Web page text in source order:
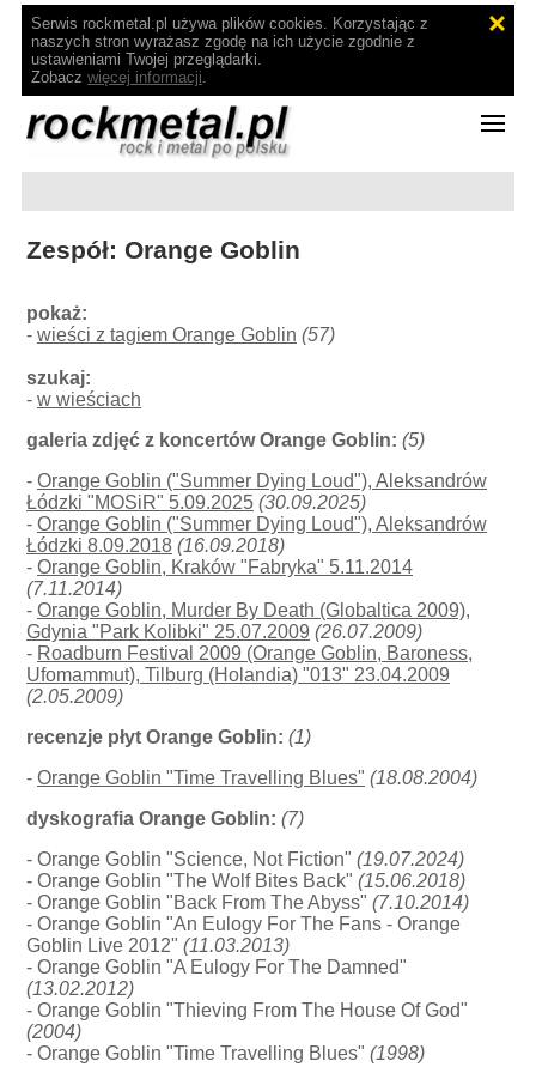
Serwis rockmetal.pl używa plików cookies. Korzystając z
naszych stron wyrażasz zgodę na ich użycie zgodnie z
ustawieniami Twojej przeglądarki.
Zobacz więcej informacji.
Zespół: Orange Goblin
pokaż:
-wieści z tagiem Orange Goblin (57)
szukaj:
-w wieściach
galeria zdjęć z koncertów Orange Goblin: (5)
-Orange Goblin ("Summer Dying Loud"), Aleksandrów
Łódzki "MOSiR" 5.09.2025 (30.09.2025)
-Orange Goblin ("Summer Dying Loud"), Aleksandrów
Łódzki 8.09.2018 (16.09.2018)
-Orange Goblin, Kraków "Fabryka" 5.11.2014
(7.11.2014)
-Orange Goblin, Murder By Death (Globaltica 2009),
Gdynia "Park Kolibki" 25.07.2009 (26.07.2009)
- Roadburn Festival 2009 (Orange Goblin, Baroness,
Ufomammut), Tilburg (Holandia) "013" 23.04.2009
(2.05.2009)
recenzje płyt Orange Goblin: (1)
-Orange Goblin "Time Travelling Blues" (18.08.2004)
dyskografia Orange Goblin: (7)
- Orange Goblin "Science, Not Fiction"(19.07.2024)
- Orange Goblin "The Wolf Bites Back"(15.06.2018)
- Orange Goblin "Back From The Abyss"(7.10.2014)
- Orange Goblin "An Eulogy For The Fans - Orange
Goblin Live 2012"(11.03.2013)
- Orange Goblin "A Eulogy For The Damned"
(13.02.2012)
- Orange Goblin "Thieving From The House Of God"
(2004)
- Orange Goblin "Time Travelling Blues"(1998)